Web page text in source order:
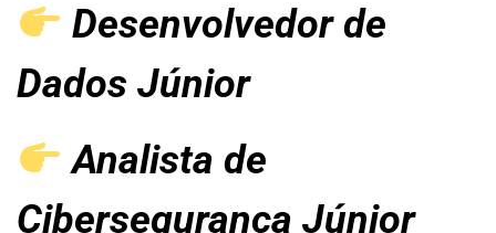
Desenvolvedor de
Dados Júnior
Analista de
Cibersegurança Júnior